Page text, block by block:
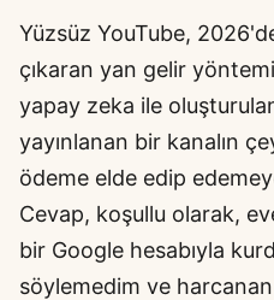
Yüzsüz YouTube,
çıkaran yan gelir
yapay zeka ile
yayınlanan bir kanalın
ödeme elde edip
Cevap, koşullu olarak,
bir Google hesabıyla
söylemedim ve